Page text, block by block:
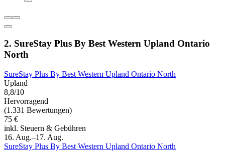
2. SureStay Plus By Best Western Upland Ontario
North
SureStay Plus By Best Western Upland Ontario North
Upland
8,8/10
Hervorragend
(1.331 Bewertungen)
75 €
inkl. Steuern & Gebühren
16. Aug.–17. Aug.
SureStay Plus By Best Western Upland Ontario North